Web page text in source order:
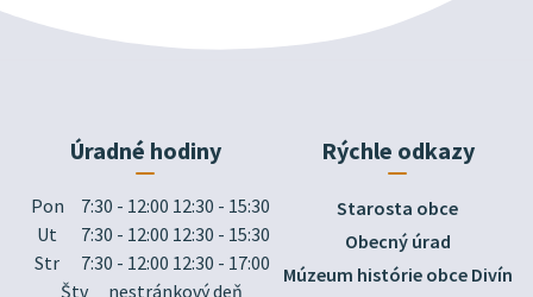
Úradné hodiny
Pon
7:30 - 12:00 12:30 - 15:30
Ut
7:30 - 12:00 12:30 - 15:30
Str
7:30 - 12:00 12:30 - 17:00
Štv
nestránkový deň
Rýchle odkazy
Starosta obce
Obecný úrad
Múzeum histórie obce Divín